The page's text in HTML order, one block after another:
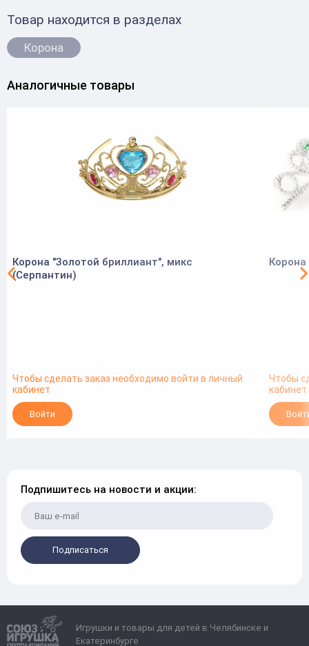
Товар находится в разделах
Корона
Аналогичные товары
Корона "Золотой бриллиант", микс
(Серпантин)
Чтобы сделать заказ необходимо войти в личный
кабинет
Войти
Чтобы
кабинет
Подпишитесь на новости и акции:
Подписаться
Игрушки и товары для детей в Челябинске и
Екатеринбурге